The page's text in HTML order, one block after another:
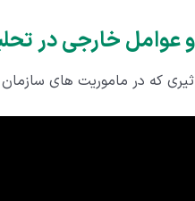
که در ماموریت های سازمان